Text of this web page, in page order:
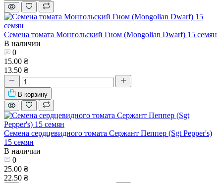
Семена томата Монгольский Гном (Mongolian Dwarf) 15 семян
В наличии
0
15.00 ₴
13.50 ₴
В корзину
Семена сердцевидного томата Сержант Пеппер (Sgt Pepper's)
15 семян
В наличии
0
25.00 ₴
22.50 ₴